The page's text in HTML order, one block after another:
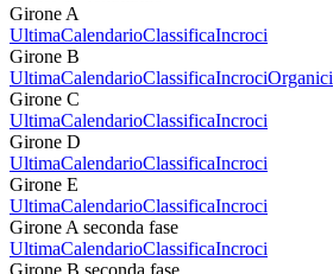
Girone A
UltimaCalendarioClassificaIncroci
Girone B
UltimaCalendarioClassificaIncrociOrganici
Girone C
UltimaCalendarioClassificaIncroci
Girone D
UltimaCalendarioClassificaIncroci
Girone E
UltimaCalendarioClassificaIncroci
Girone A seconda fase
UltimaCalendarioClassificaIncroci
Girone B seconda fase